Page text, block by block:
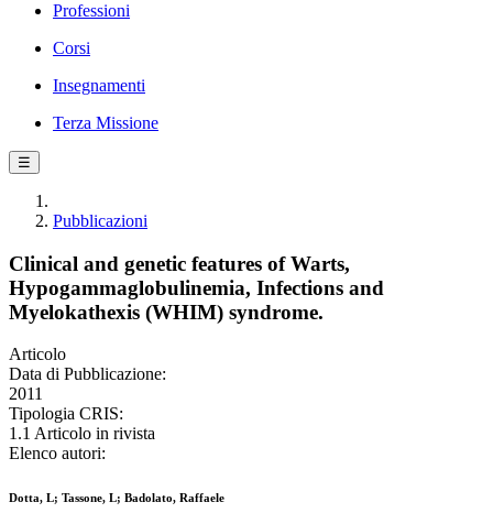
Professioni
Corsi
Insegnamenti
Terza Missione
☰
Pubblicazioni
Clinical and genetic features of Warts,
Hypogammaglobulinemia, Infections and
Myelokathexis (WHIM) syndrome.
Articolo
Data di Pubblicazione:
2011
Tipologia CRIS:
1.1 Articolo in rivista
Elenco autori:
Dotta, L; Tassone, L; Badolato, Raffaele